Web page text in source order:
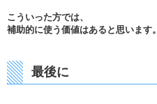
こういった方では、
補助的に使う価値はあると思います。
最後に